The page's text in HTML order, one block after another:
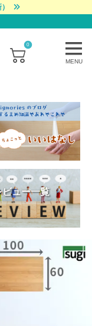
MENU
0
ビュー一覧